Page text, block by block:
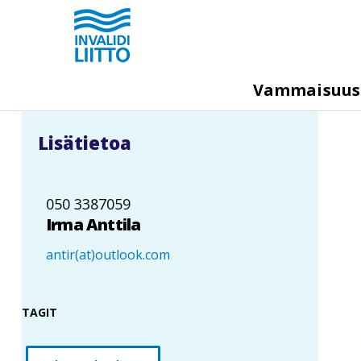
pääsisältöön
e
g
a
e
n
u
Vammaisuus
Lisätietoa
050 3387059
Irma Anttila
antir(at)outlook.com
TAGIT